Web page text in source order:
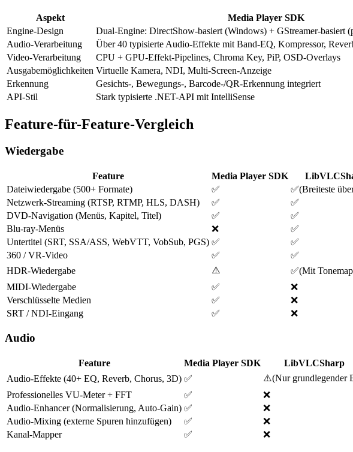
Aspekt Media Player SDK
Engine-Design
Dual-Engine: DirectShow-basiert (Windows) + GStreamer-basiert
Audio-Verarbeitung
Über 40 typisierte Audio-Effekte mit Band-EQ, Kompressor,
Video-Verarbeitung
CPU + GPU-Effekt-Pipelines, Chroma Key, PiP, OSD-Overlays
Ausgabemöglichkeiten Virtuelle Kamera, NDI, Multi-Screen-Anzeige
Erkennung
Gesichts-, Bewegungs-, Barcode-/QR-Erkennung integriert
API-Stil
Stark typisierte .NET-API mit IntelliSense
Feature-für-Feature-Vergleich
Wiedergabe
Feature Media Player SDK
Dateiwiedergabe (500+ Formate)
✅ ✅(Breiteste
Netzwerk-Streaming (RTSP, RTMP, HLS, DASH)
✅
✅
DVD-Navigation (Menüs, Kapitel, Titel)
✅
✅
Blu-ray-Menüs
❌
✅
Untertitel (SRT, SSA/ASS, WebVTT, VobSub, PGS) ✅
✅
360 / VR-Video
✅
✅
HDR-Wiedergabe
⚠️ ✅(Mit Tonemap
MIDI-Wiedergabe
✅
❌
Verschlüsselte Medien
✅
❌
SRT / NDI-Eingang
✅ ❌
Audio
Feature Media Player SDK
LibVLCSharp
Audio-Effekte (40+ EQ, Reverb, Chorus, 3D) ✅ ⚠️(Nur grundlegender
Professionelles VU-Meter + FFT
✅
❌
Audio-Enhancer (Normalisierung, Auto-Gain) ✅
❌
Audio-Mixing (externe Spuren hinzufügen)
✅
❌
Kanal-Mapper
✅ ❌